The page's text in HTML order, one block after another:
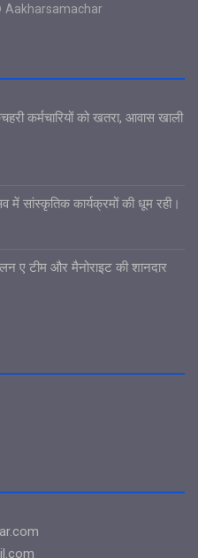
Aakharsamachar
कर्मचारियों को खतरा, आवास खाली
में सांस्कृतिक कार्यक्रमों की धूम रही।
ए टीम और मैनोराइट की शानदार